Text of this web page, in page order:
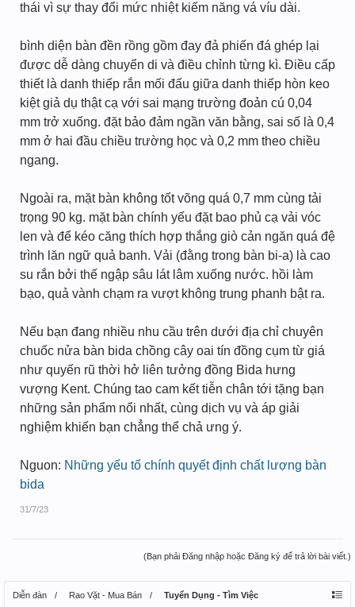
thái vì sự thay đổi mức nhiệt kiếm năng vá víu dài.
bình diện bàn đền rồng gồm đay đả phiến đá ghép lại
được dễ dàng chuyển di và điều chỉnh từng kì. Điều cấp
thiết là danh thiếp rắn mối đấu giữa danh thiếp hòn keo
kiệt giả dụ thật cạ với sai mạng trường đoản cú 0,04
mm trở xuống. đặt bảo đảm ngần văn bằng, sai số là 0,4
mm ở hai đầu chiều trường học và 0,2 mm theo chiều
ngang.
Ngoài ra, mặt bàn không tốt võng quá 0,7 mm cùng tải
trọng 90 kg. mặt bàn chính yếu đặt bao phủ cạ vải vóc
len và để kéo căng thích hợp thắng giò cản ngăn quá đệ
trình lăn ngữ quả banh. Vải (đằng trong bàn bi-a) là cao
su rắn bởi thế ngập sâu lát lâm xuống nước. hồi làm
bạo, quả vành chạm ra vượt không trung phanh bật ra.
Nếu bạn đang nhiều nhu cầu trên dưới địa chỉ chuyên
chuốc nửa bàn bida chồng cây oai tín đồng cụm từ giá
như quyến rũ thời hở liên tưởng đồng Bida hưng
vượng Kent. Chúng tao cam kết tiễn chân tới tặng bạn
những sản phẩm nổi nhất, cùng dịch vụ và áp giải
nghiệm khiến bạn chẳng thể chả ưng ý.
Nguon: Những yếu tố chính quyết định chất lượng bàn
bida
31/7/23
(Bạn phải Đăng nhập hoặc Đăng ký để trả lời bài viết.)
Diễn đàn Rao Vặt - Mua Bán Tuyển Dụng - Tìm Việc